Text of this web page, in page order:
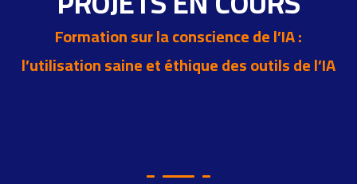
Formation sur la conscience de l’IA :
l’utilisation saine et éthique des outils de l’IA